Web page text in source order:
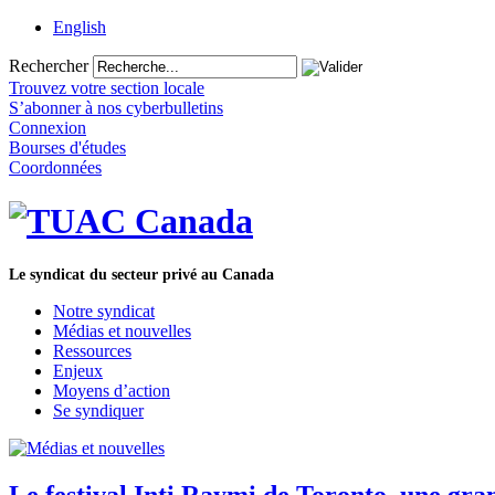
English
Rechercher
Trouvez votre section locale
S’abonner à nos cyberbulletins
Connexion
Bourses d'études
Coordonnées
Le syndicat du secteur privé au Canada
Notre syndicat
Médias et nouvelles
Ressources
Enjeux
Moyens d’action
Se syndiquer